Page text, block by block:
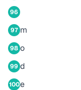
96
97 m
98 o
99 d
100e